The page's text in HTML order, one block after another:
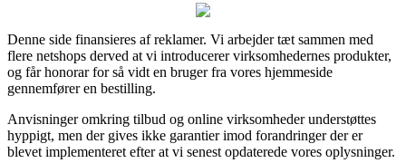
Denne side finansieres af reklamer. Vi arbejder tæt sammen med
flere netshops derved at vi introducerer virksomhedernes produkter,
og får honorar for så vidt en bruger fra vores hjemmeside
gennemfører en bestilling.
Anvisninger omkring tilbud og online virksomheder understøttes
hyppigt, men der gives ikke garantier imod forandringer der er
blevet implementeret efter at vi senest opdaterede vores oplysninger.